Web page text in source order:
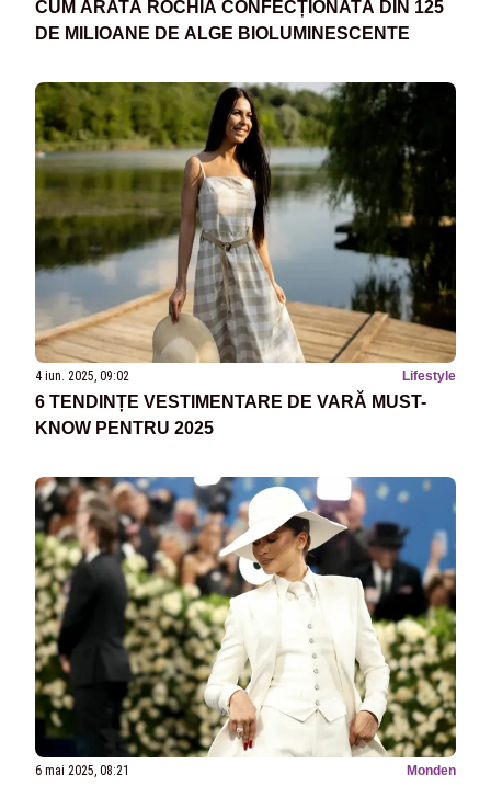
CUM ARATĂ ROCHIA CONFECȚIONATĂ DIN 125
DE MILIOANE DE ALGE BIOLUMINESCENTE
4 iun. 2025, 09:02 Lifestyle
6 TENDINȚE VESTIMENTARE DE VARĂ MUST-
KNOW PENTRU 2025
6 mai 2025, 08:21 Monden